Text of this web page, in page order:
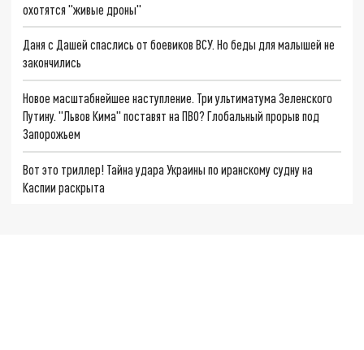
охотятся "живые дроны"
Даня с Дашей спаслись от боевиков ВСУ. Но беды для малышей не
закончились
Новое масштабнейшее наступление. Три ультиматума Зеленского
Путину. "Львов Кима" поставят на ПВО? Глобальный прорыв под
Запорожьем
Вот это триллер! Тайна удара Украины по иранскому судну на
Каспии раскрыта